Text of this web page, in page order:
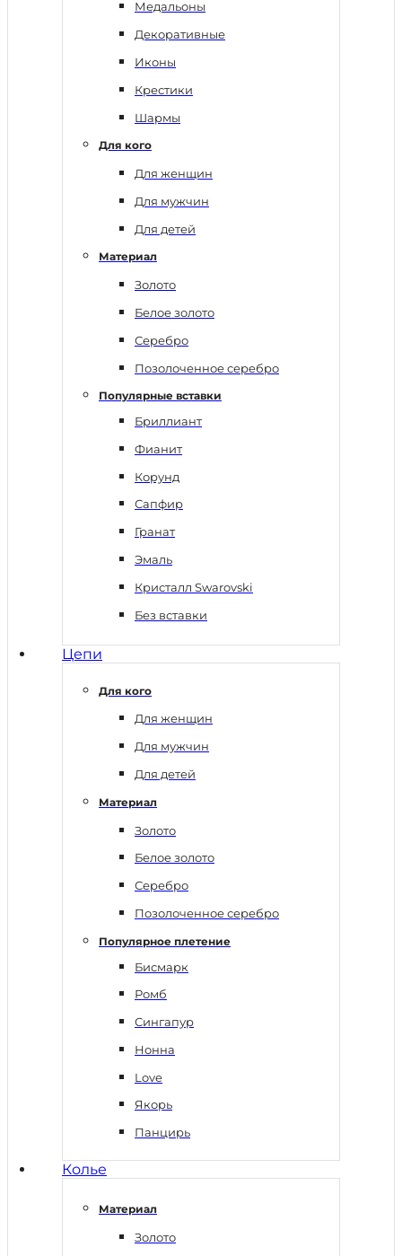
Медальоны
Декоративные
Иконы
Крестики
Шармы
Для кого
Для женщин
Для мужчин
Для детей
Материал
Золото
Белое золото
Серебро
Позолоченное серебро
Популярные вставки
Бриллиант
Фианит
Корунд
Сапфир
Гранат
Эмаль
Кристалл Swarovski
Без вставки
Цепи
Для кого
Для женщин
Для мужчин
Для детей
Материал
Золото
Белое золото
Серебро
Позолоченное серебро
Популярное плетение
Бисмарк
Ромб
Сингапур
Нонна
Love
Якорь
Панцирь
Колье
Материал
Золото